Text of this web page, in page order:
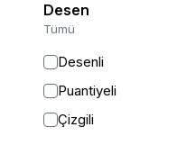
Tül
Desen
Tümü
Desenli
Puantiyeli
Çizgili